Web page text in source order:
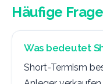
Häufige
Was bedeutet
Short-Termism